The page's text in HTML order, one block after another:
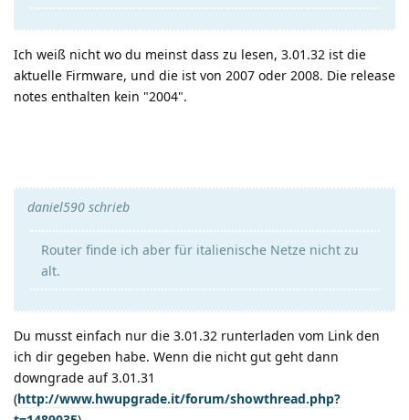
Ich weiß nicht wo du meinst dass zu lesen, 3.01.32 ist die
aktuelle Firmware, und die ist von 2007 oder 2008. Die release
notes enthalten kein "2004".
daniel590 schrieb
Router finde ich aber für italienische Netze nicht zu
alt.
Du musst einfach nur die 3.01.32 runterladen vom Link den
ich dir gegeben habe. Wenn die nicht gut geht dann
downgrade auf 3.01.31
(http://www.hwupgrade.it/forum/showthread.php?